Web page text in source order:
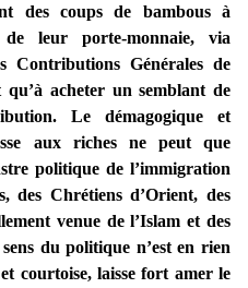
des coups de bambous à
leur porte-monnaie, via
Contributions Générales de
acheter un semblant de
Le démagogique et
aux riches ne peut que
politique de l’immigration
des Chrétiens d’Orient, des
venue de l’Islam et des
du politique n’est en rien
courtoise, laisse fort amer le